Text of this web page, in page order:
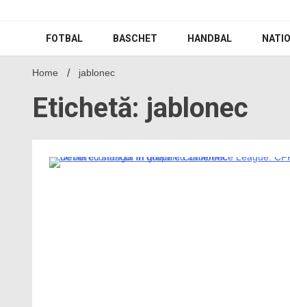
FOTBAL BASCHET HANDBAL
Home jablonec
Etichetă: jablonec